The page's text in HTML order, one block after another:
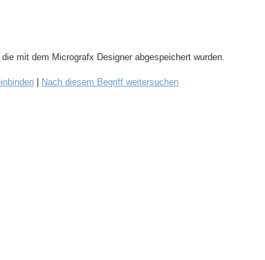
die mit dem Micrografx Designer abgespeichert wurden.
Nach diesem Begriff weitersuchen